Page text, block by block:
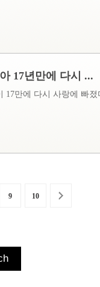
17년만에 다시 ...
만에 다시 사랑에 빠졌
9 10